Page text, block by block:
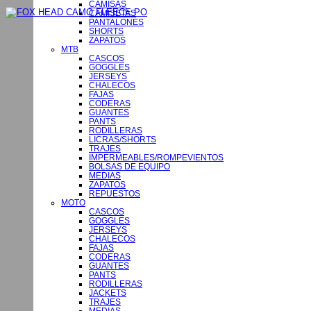
CAMISAS
CAMISETAS
PANTALONES
SHORTS
ZAPATOS
MTB
CASCOS
GOGGLES
JERSEYS
CHALECOS
FAJAS
CODERAS
GUANTES
PANTS
RODILLERAS
LICRAS/SHORTS
TRAJES
IMPERMEABLES/ROMPEVIENTOS
BOLSAS DE EQUIPO
MEDIAS
ZAPATOS
REPUESTOS
MOTO
CASCOS
GOGGLES
JERSEYS
CHALECOS
FAJAS
CODERAS
GUANTES
PANTS
RODILLERAS
JACKETS
TRAJES